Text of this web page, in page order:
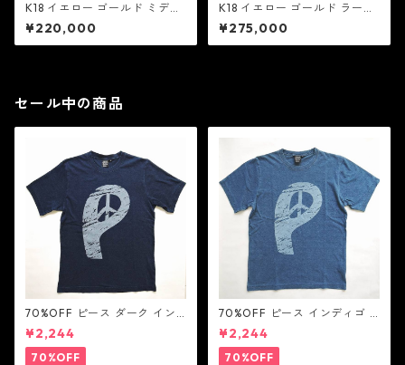
K18 イエロー ゴールド ミディ
アム ボーン バンド リング w/
ダイヤモンド アイズ：MIC&C
o. ミック アンド コー
¥220,000
K18 イエロー ゴールド ラージ
ボーン バンド リング：MIC&C
o. ミック アンド コー
¥275,000
セール中の商品
70%OFF ピース ダーク イン
ディゴ Tシャツ：LOVE N' PEA
CE N' ROCK ' ROLL ラブ ン
ピース ン ロック ン ロール
¥2,244
70%OFF
70%OFF ピース インディゴ T
シャツ：LOVE N' PEACE N' R
OCK ' ROLL ラブ ン ピース ン
ロック ン ロール
¥2,244
70%OFF